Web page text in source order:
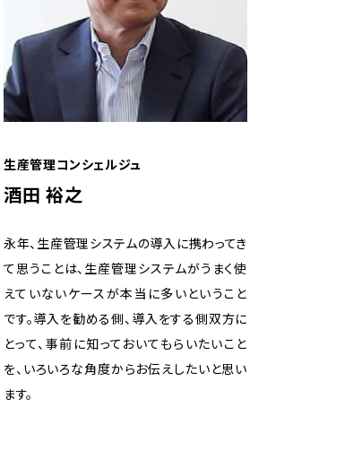
生産管理コンシェルジュ
酒田 裕之
永年、生産管理システムの導入に携わってき
て思うことは、生産管理システムがうまく使
えていないケースが本当に多いということ
です。導入を勧める側、導入をする側双方に
とって、事前に知っておいてもらいたいこと
を、いろいろな角度からお伝えしたいと思い
ます。